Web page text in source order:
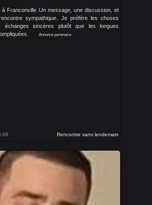
à Franconville Un message, une discussion, et
sympathique. Je préfère les choses
échanges sincères plutôt que les longues
Annonce partenaire
Rencontre sans lendemain